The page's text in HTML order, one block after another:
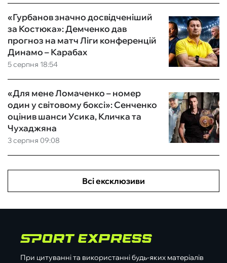
5 серпня 18:54
«Гурбанов значно досвідченіший
за Костюка»: Демченко дав
прогноз на матч Ліги конференцій
Динамо – Карабах
3 серпня 09:08
«Для мене Ломаченко – номер
один у світовому боксі»: Сенченко
оцінив шанси Усика, Кличка та
Чухаджяна
Всі ексклюзиви
При цитуванні та використанні будь-яких матеріалів